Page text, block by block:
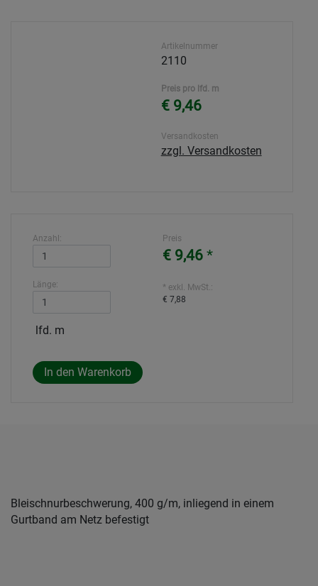
Artikelnummer
2110
Preis pro lfd. m
€ 9,46
Versandkosten
zzgl. Versandkosten
Anzahl:
Länge:
lfd. m
Preis
€ 9,46 *
* exkl. MwSt.:
€ 7,88
Bleischnurbeschwerung, 400 g/m, inliegend in einem
Gurtband am Netz befestigt